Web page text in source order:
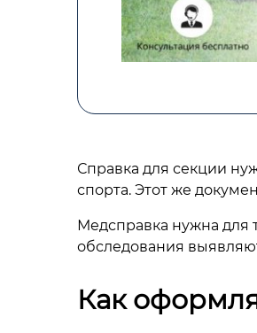
Справка для секции
спорта. Этот же
Медсправка нужна для
обследования
Как